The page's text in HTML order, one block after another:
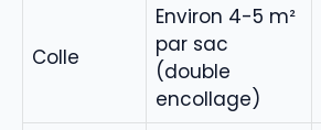
Colle
Environ 4-5 m²
par sac
(double
encollage)